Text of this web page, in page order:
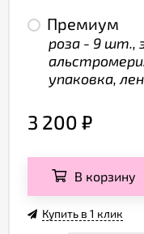
Премиум
роза - 9 шт.,
упаковка,
3 200 ₽
В корзину
Купить в 1 клик